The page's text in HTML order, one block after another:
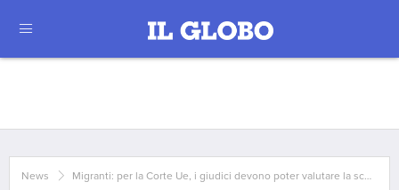
News Migranti: per la Corte Ue, i giudici devono poter valutare la sc…